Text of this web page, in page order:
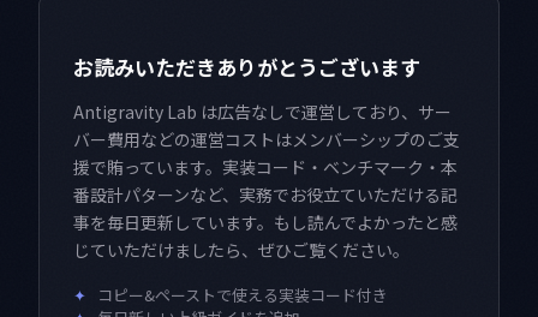
お読みいただきありがとうございます
Antigravity Lab は広告なしで運営しており、サー
バー費用などの運営コストはメンバーシップのご支
援で賄っています。実装コード・ベンチマーク・本
番設計パターンなど、実務でお役立ていただける記
事を毎日更新しています。もし読んでよかったと感
じていただけましたら、ぜひご覧ください。
✦
コピー&ペーストで使える実装コード付き